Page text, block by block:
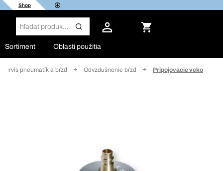
Shop
Sortiment Oblasti použitia
Servis pneumatík a bŕzd Odvzdušnenie bŕzd Pripojovacie veko